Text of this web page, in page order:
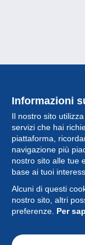
Informazioni
Il nostro sito
servizi che hai
piattaforma,
navigazione più
nostro sito alle tue
base ai tuoi
Alcuni di questi
nostro sito, altri
preferenze. Per
Collezione
Novità
Funzione
Società